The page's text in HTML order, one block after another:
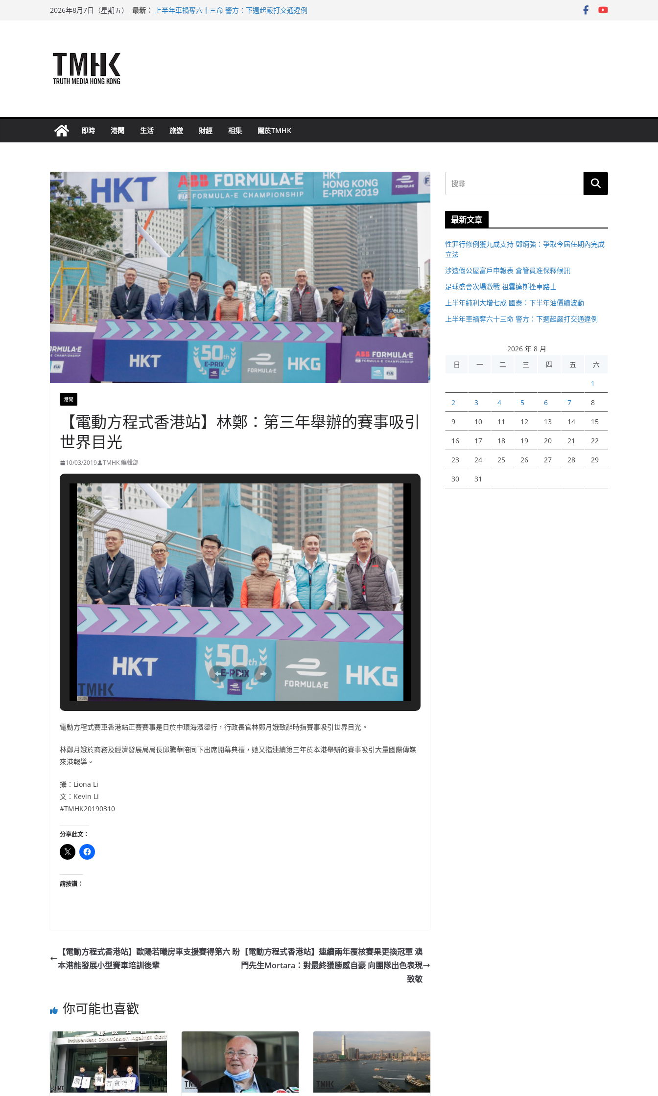
2026年8月7日（星期五） 最新：
上半年車禍奪六十三命 警方：下週起嚴打交通違例
即時 港聞 生活 旅遊 財經 相集 關於TMHK
港聞
【電動方程式香港站】林鄭：第三年舉辦的賽事吸引
世界目光
10/03/2019 TMHK 編輯部
電動方程式賽車香港站正賽賽事是日於中環海濱舉行，行政長官林鄭月娥致辭時指賽事吸引世界目光。
林鄭月娥於商務及經濟發展局局長邱騰華陪同下出席開幕典禮，她又指連續第三年於本港舉辦的賽事吸引大量國際傳媒
來港報導。
攝：Liona Li
文：Kevin Li
#TMHK20190310
分享此文：
請按讚：
【電動方程式香港站】歐陽若曦房車支援賽得第六 盼
本港能發展小型賽車培訓後輩
【電動方程式香港站】連續兩年覆核賽果更換冠軍 澳
門先生Mortara：對最終獲勝感自豪 向團隊出色表現
致敬
你可能也喜歡
最新文章
性罪行修例獲九成支持 鄧炳強：爭取今屆任期內完成
立法
涉造假公屋富戶申報表 倉管員准保釋候訊
足球盛會次場激戰 祖雲達斯挫車路士
上半年純利大增七成 國泰：下半年油價續波動
上半年車禍奪六十三命 警方：下週起嚴打交通違例
2026 年 8 月
日
一 二 三 四 五 六
1
2 3 4 5 6 7 8
9 10 11 12 13 14 15
16 17 18 19 20 21 22
23 24 25 26 27 28 29
30 31